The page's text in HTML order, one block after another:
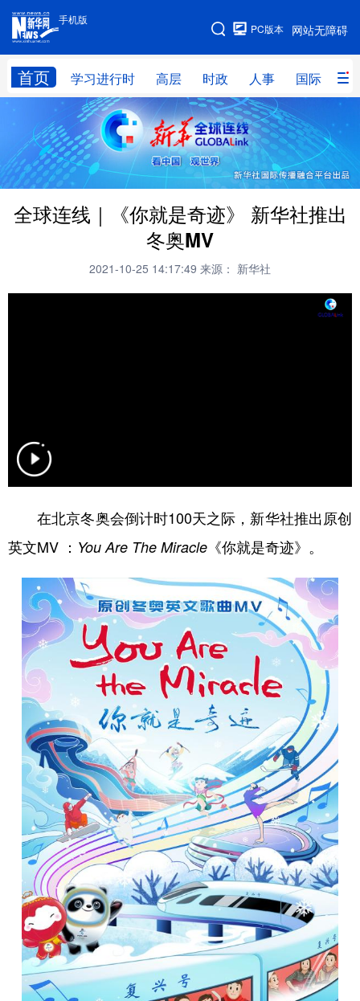
手机版
网站无障碍
PC版本
首页 学习进行时 高层 时政 人事 国际 财
手机版
网站地图
学习进行时 高层 时政 人事
国际 财经 网评 港澳
台湾 思客智库 全球连线 教育
科技 科创 量子 体育
访谈 视频 图片 政务
彩票
公益 一带一路 亚太网 上市公司
文化产业
地方频道
北京 天津 山西
吉林 上海 江苏
安徽 福建 江西
山东 河南 湖北 湖南
广东 广西 海南 重庆
四川 贵州 云南 西藏
陕西 甘肃 青海 宁夏
新疆 内蒙古 黑龙江
多语种频道
English Español Français عربى
Русский язык 日本語 한국어
全球连线｜《你就是奇迹》 新华社推出
冬奥MV
2021-10-25 14:17:49 来源： 新华社
在北京冬奥会倒计时100天之际，新华社推出原创
英文MV ： You Are The Miracle 《你就是奇迹》。